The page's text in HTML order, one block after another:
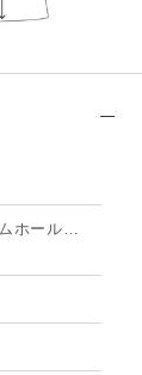
ホール…